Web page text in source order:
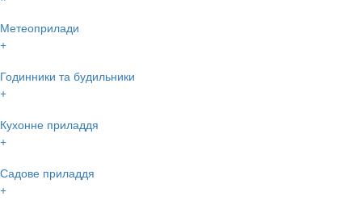
Метеоприлади
+
Годинники та будильники
+
Кухонне приладдя
+
Садове приладдя
+